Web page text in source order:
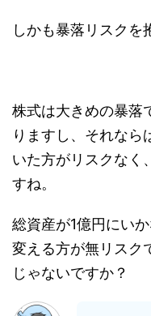
しかも暴落リスクを
株式は大きめの暴落
りますし、それな
いた方がリスクなく
すね。
総資産が1億円にい
変える方が無リスク
じゃないですか？